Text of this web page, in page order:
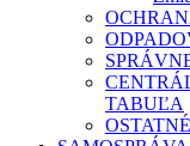
TABUĽA